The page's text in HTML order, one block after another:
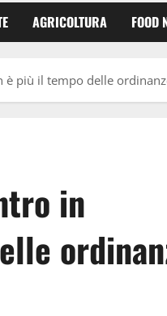
AGRICOLTURA FOOD
più il tempo delle
in